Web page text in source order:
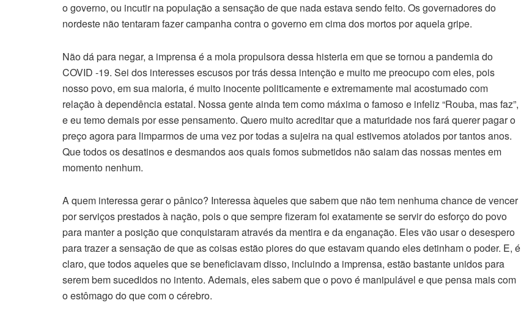
o governo, ou incutir na população a sensação de que nada estava sendo feito. Os governadores do
nordeste não tentaram fazer campanha contra o governo em cima dos mortos por aquela gripe.
Não dá para negar, a imprensa é a mola propulsora dessa histeria em que se tornou a pandemia do
COVID -19. Sei dos interesses escusos por trás dessa intenção e muito me preocupo com eles, pois
nosso povo, em sua maioria, é muito inocente politicamente e extremamente mal acostumado com
relação à dependência estatal. Nossa gente ainda tem como máxima o famoso e infeliz “Rouba, mas faz”,
e eu temo demais por esse pensamento. Quero muito acreditar que a maturidade nos fará querer pagar o
preço agora para limparmos de uma vez por todas a sujeira na qual estivemos atolados por tantos anos.
Que todos os desatinos e desmandos aos quais fomos submetidos não saiam das nossas mentes em
momento nenhum.
A quem interessa gerar o pânico? Interessa àqueles que sabem que não tem nenhuma chance de vencer
por serviços prestados à nação, pois o que sempre fizeram foi exatamente se servir do esforço do povo
para manter a posição que conquistaram através da mentira e da enganação. Eles vão usar o desespero
para trazer a sensação de que as coisas estão piores do que estavam quando eles detinham o poder. E, é
claro, que todos aqueles que se beneficiavam disso, incluindo a imprensa, estão bastante unidos para
serem bem sucedidos no intento. Ademais, eles sabem que o povo é manipulável e que pensa mais com
o estômago do que com o cérebro.